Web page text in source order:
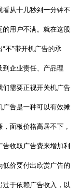
从十几秒到一分钟不
的用户不满。就在这股
不”带开机广告的承
企业责任、产品理
们需要正视开关机广告
广告是一种可以有效摊
面板价格高居不下，
收取广告费来增加利
价要付出欣赏广告的
于依赖广告收入，以